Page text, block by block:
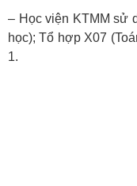
– Học viện KTMM sử
học); Tổ hợp X07
1.